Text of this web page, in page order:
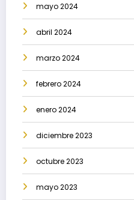
mayo 2024
abril 2024
marzo 2024
febrero 2024
enero 2024
diciembre 2023
octubre 2023
mayo 2023